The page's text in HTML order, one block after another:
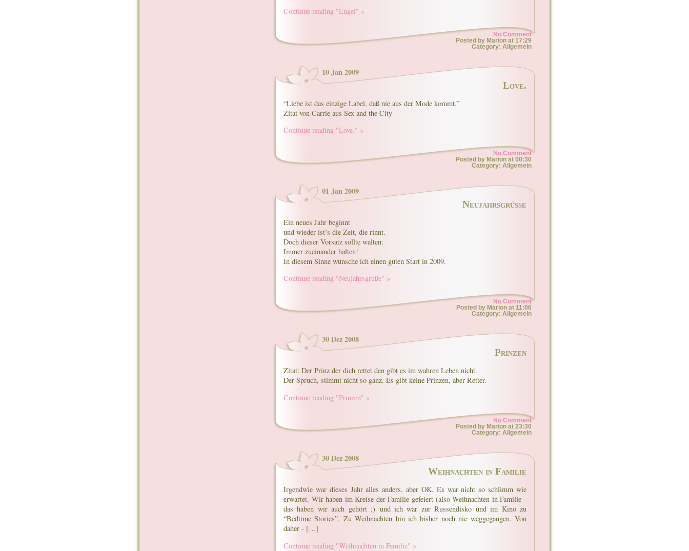
Continue reading "Engel" »
No Comment
Posted by Marion at 17:29
Category: Allgemein
10 Jan 2009
Love.
“Liebe ist das einzige Label, daß nie aus der Mode kommt.”
Zitat von Carrie aus Sex and the City
Continue reading "Love." »
No Comment
Posted by Marion at 00:30
Category: Allgemein
01 Jan 2009
Neujahrsgrüße
Ein neues Jahr beginnt
und wieder ist’s die Zeit, die rinnt.
Doch dieser Vorsatz sollte walten:
Immer zueinander halten!
In diesem Sinne wünsche ich einen guten Start in 2009.
Continue reading "Neujahrsgrüße" »
No Comment
Posted by Marion at 11:06
Category: Allgemein
30 Dez 2008
Prinzen
Zitat: Der Prinz der dich rettet den gibt es im wahren Leben nicht.
Der Spruch, stimmt nicht so ganz. Es gibt keine Prinzen, aber Retter.
Continue reading "Prinzen" »
No Comment
Posted by Marion at 23:30
Category: Allgemein
30 Dez 2008
Weihnachten in Familie
Irgendwie war dieses Jahr alles anders, aber OK. Es war nicht so schlimm wie
erwartet. Wir haben im Kreise der Familie gefeiert (also Weihnachten in Familie -
das haben wir auch gehört ;) und ich war zur Russendisko und im Kino zu
“Bedtime Stories”. Zu Weihnachten bin ich bisher noch nie weggegangen. Von
daher - […]
Continue reading "Weihnachten in Familie" »